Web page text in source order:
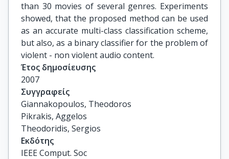
than 30 movies of several genres. Experiments
showed, that the proposed method can be used
as an accurate multi-class classification scheme,
but also, as a binary classifier for the problem of
violent - non violent audio content.
Έτος δημοσίευσης
2007
Συγγραφείς
Giannakopoulos, Theodoros
Pikrakis, Aggelos
Theodoridis, Sergios
Εκδότης
IEEE Comput. Soc